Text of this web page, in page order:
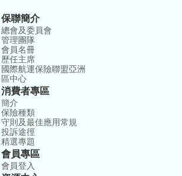
保聯簡介
總會及委員會
管理團隊
會員名冊
歷任主席
國際航運保險聯盟亞洲
區中心
消費者專區
簡介
保險種類
守則及最佳應用常規
投訴途徑
精選專題
會員專區
會員登入